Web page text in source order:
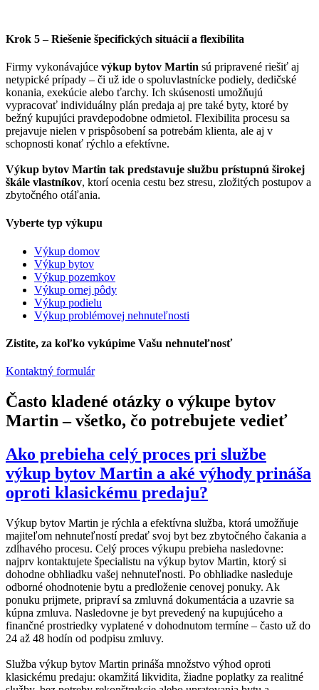
Krok 5 – Riešenie špecifických situácií a flexibilita
Firmy vykonávajúce výkup bytov Martin sú pripravené riešiť aj
netypické prípady – či už ide o spoluvlastnícke podiely, dedičské
konania, exekúcie alebo ťarchy. Ich skúsenosti umožňujú
vypracovať individuálny plán predaja aj pre také byty, ktoré by
bežný kupujúci pravdepodobne odmietol. Flexibilita procesu sa
prejavuje nielen v prispôsobení sa potrebám klienta, ale aj v
schopnosti konať rýchlo a efektívne.
Výkup bytov Martin tak predstavuje službu prístupnú širokej
škále vlastníkov, ktorí ocenia cestu bez stresu, zložitých postupov a
zbytočného otáľania.
Vyberte typ výkupu
Výkup domov
Výkup bytov
Výkup pozemkov
Výkup ornej pôdy
Výkup podielu
Výkup problémovej nehnuteľnosti
Zistite, za koľko vykúpime Vašu nehnuteľnosť
Kontaktný formulár
Často kladené otázky o výkupe bytov
Martin – všetko, čo potrebujete vedieť
Ako prebieha celý proces pri službe
výkup bytov Martin a aké výhody prináša
oproti klasickému predaju?
Výkup bytov Martin je rýchla a efektívna služba, ktorá umožňuje
majiteľom nehnuteľností predať svoj byt bez zbytočného čakania a
zdĺhavého procesu. Celý proces výkupu prebieha nasledovne:
najprv kontaktujete špecialistu na výkup bytov Martin, ktorý si
dohodne obhliadku vašej nehnuteľnosti. Po obhliadke nasleduje
odborné ohodnotenie bytu a predloženie cenovej ponuky. Ak
ponuku prijmete, pripraví sa zmluvná dokumentácia a uzavrie sa
kúpna zmluva. Nasledovne je byt prevedený na kupujúceho a
finančné prostriedky vyplatené v dohodnutom termíne – často už do
24 až 48 hodín od podpisu zmluvy.
Služba výkup bytov Martin prináša množstvo výhod oproti
klasickému predaju: okamžitá likvidita, žiadne poplatky za realitné